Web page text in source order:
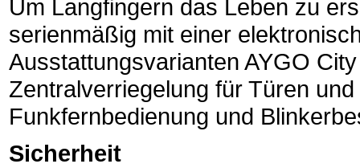
Um Langfingern das Leben zu
serienmäßig mit einer
Ausstattungsvarianten AYGO
Zentralverriegelung für Türen
Funkfernbedienung und
Sicherheit